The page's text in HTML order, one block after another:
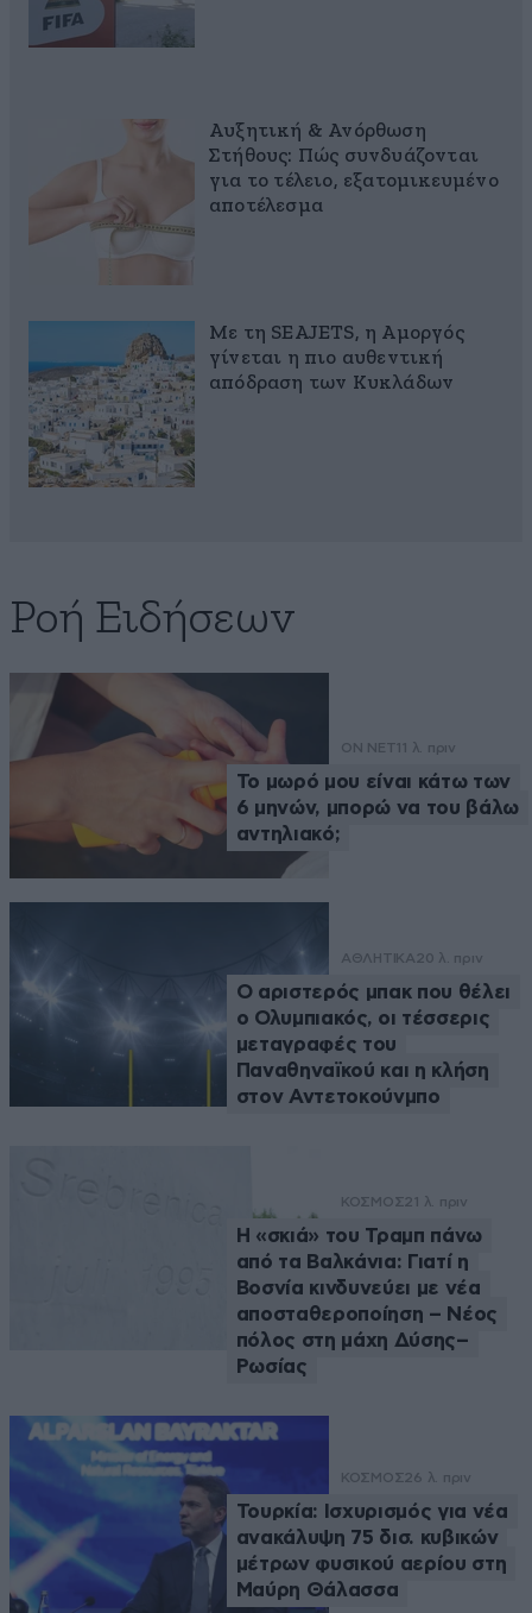
Αυξητική & Ανόρθωση
Στήθους: Πώς συνδυάζονται
για το τέλειο, εξατομικευμένο
αποτέλεσμα
Με τη SEAJETS, η Αμοργός
γίνεται η πιο αυθεντική
απόδραση των Κυκλάδων
Ροή Ειδήσεων
ON NET 11 λ. πριν
Το μωρό μου είναι κάτω των
6 μηνών, μπορώ να του βάλω
αντηλιακό;
ΑΘΛΗΤΙΚΑ 20 λ. πριν
Ο αριστερός μπακ που θέλει
ο Ολυμπιακός, οι τέσσερις
μεταγραφές του
Παναθηναϊκού και η κλήση
στον Αντετοκούνμπο
ΚΟΣΜΟΣ21 λ. πριν
Η «σκιά» του Τραμπ πάνω
από τα Βαλκάνια: Γιατί η
Βοσνία κινδυνεύει με νέα
αποσταθεροποίηση – Νέος
πόλος στη μάχη Δύσης–
Ρωσίας
ΚΟΣΜΟΣ26 λ. πριν
Τουρκία: Ισχυρισμός για νέα
ανακάλυψη 75 δισ. κυβικών
μέτρων φυσικού αερίου στη
Μαύρη Θάλασσα